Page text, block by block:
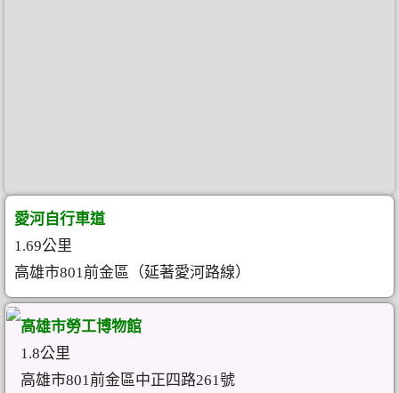
愛河自行車道
1.69公里
高雄市801前金區（延著愛河路線）
高雄市勞工博物館
1.8公里
高雄市801前金區中正四路261號